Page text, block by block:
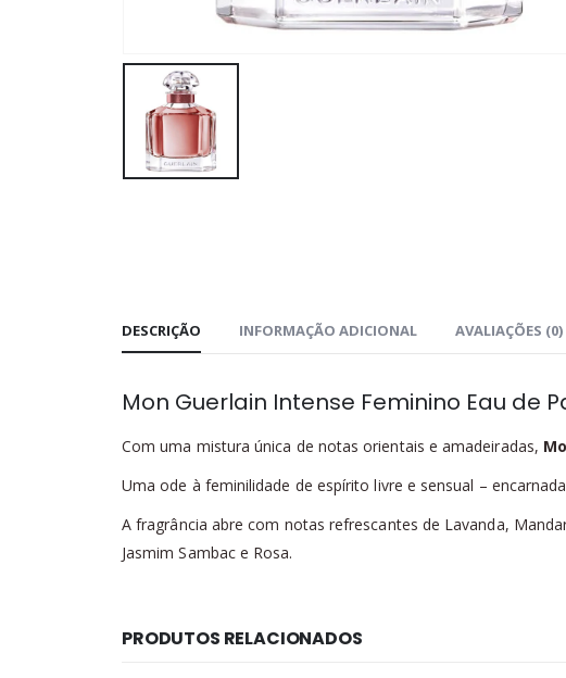
DESCRIÇÃO INFORMAÇÃO ADICIONAL AVALIAÇÕES (0)
Mon Guerlain Intense Feminino Eau de
Com uma mistura única de notas orientais e amadeiradas,
Uma ode à feminilidade de espírito livre e sensual –
A fragrância abre com notas refrescantes de Lavanda,
Jasmim Sambac e Rosa.
PRODUTOS RELACIONADOS